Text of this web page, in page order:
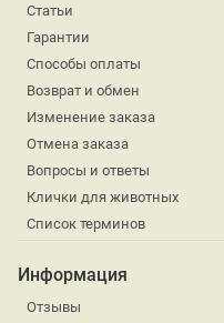
Статьи
Гарантии
Способы оплаты
Возврат и обмен
Изменение заказа
Отмена заказа
Вопросы и ответы
Клички для животных
Список терминов
Информация
Отзывы